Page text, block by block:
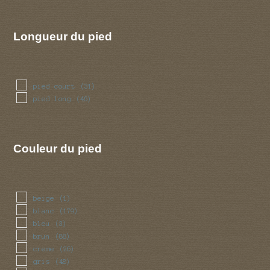
Longueur du pied
pied court (31)
pied long (46)
Couleur du pied
beige (1)
blanc (179)
bleu (3)
brun (88)
creme (26)
gris (48)